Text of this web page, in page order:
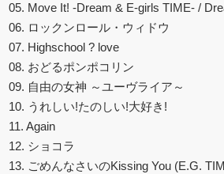
05. Move It! -Dream & E-girls TIME- /
06. ロックンロール・ウィドウ
07. Highschool ? love
08. おどるポンポコリン
09. 自由の女神 ～ユーヴライア～
10. うれしい!たのしい!大好き!
11. Again
12. ショコラ
13. ごめんなさいのKissing You (E.G.